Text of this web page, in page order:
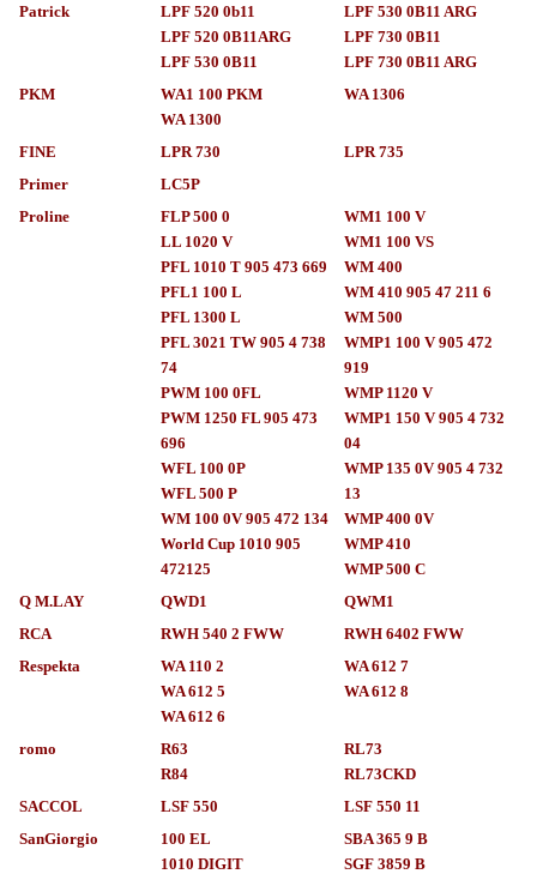
Patrick
LPF 520 0b11
LPF 520 0B11ARG
LPF 530 0B11
LPF 530 0B11 ARG
LPF 730 0B11
LPF 730 0B11 ARG
PKM
WA1 100 PKM
WA 1300
WA 1306
FINE LPR 730
LPR 735
Primer
LC5P
Proline
FLP 500 0
LL 1020 V
PFL 1010 T 905 473 669
PFL1 100 L
PFL 1300 L
PFL 3021 TW 905 4 738
74
PWM 100 0FL
PWM 1250 FL 905 473
696
WFL 100 0P
WFL 500 P
WM 100 0V 905 472 134
World Cup 1010 905
472125
WM1 100 V
WM1 100 VS
WM 400
WM 410 905 47 211 6
WM 500
WMP1 100 V 905 472
919
WMP 1120 V
WMP1 150 V 905 4 732
04
WMP 135 0V 905 4 732
13
WMP 400 0V
WMP 410
WMP 500 C
Q M.LAY
QWD1
QWM1
RCA
RWH 540 2 FWW
RWH 6402 FWW
Respekta
WA 110 2
WA 612 5
WA 612 6
WA 612 7
WA 612 8
romo
R63
R84
RL73
RL73CKD
SACCOL
LSF 550
LSF 550 11
SanGiorgio
100 EL
1010 DIGIT
SBA 365 9 B
SGF 3859 B